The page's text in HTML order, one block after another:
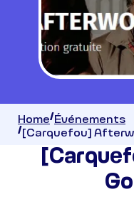
Home Événements
[Carquefou]